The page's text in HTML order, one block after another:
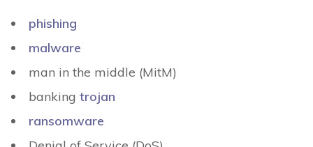
phishing
malware
man in the middle (MitM)
banking trojan
ransomware